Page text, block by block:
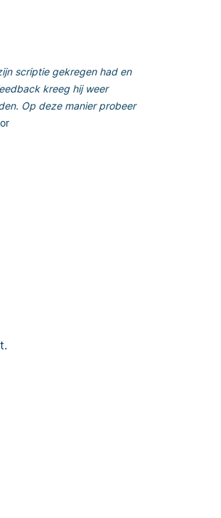
scriptie gekregen had en
kreeg hij weer
Op deze manier probeer